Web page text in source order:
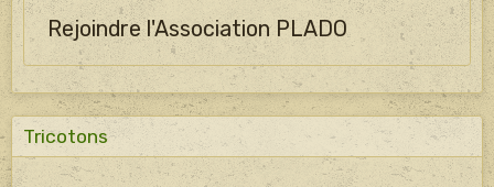
Rejoindre l'Association PLADO
Tricotons